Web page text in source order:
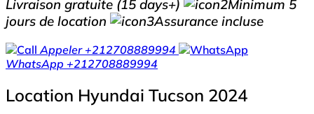
Livraison gratuite (15 days+)
Minimum 5
jours de location
Assurance incluse
Appeler +212708889994
WhatsApp +212708889994
Location Hyundai Tucson 2024